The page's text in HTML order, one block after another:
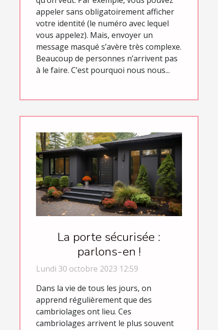
appeler sans obligatoirement afficher
votre identité (le numéro avec lequel
vous appelez). Mais, envoyer un
message masqué s’avère très complexe.
Beaucoup de personnes n’arrivent pas
à le faire. C’est pourquoi nous nous...
La porte sécurisée :
parlons-en !
Lundi 30 octobre 2023 12:59
Dans la vie de tous les jours, on
apprend régulièrement que des
cambriolages ont lieu. Ces
cambriolages arrivent le plus souvent